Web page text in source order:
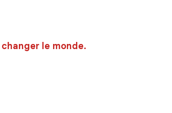
le monde.